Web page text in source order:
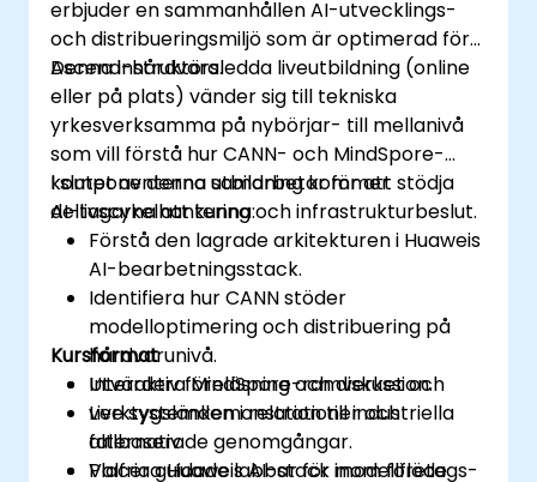
erbjuder en sammanhållen AI-utvecklings-
och distribueringsmiljö som är optimerad för
Ascend-hårdvara.
Denna instruktörsledda liveutbildning (online
eller på plats) vänder sig till tekniska
yrkesverksamma på nybörjar- till mellanivå
som vill förstå hur CANN- och MindSpore-
komponenterna samarbetar för att stödja
AI-livscykelhantering och infrastrukturbeslut.
I slutet av denna utbildning kommer
deltagarna att kunna:
Förstå den lagrade arkitekturen i Huaweis
AI-bearbetningsstack.
Identifiera hur CANN stöder
modelloptimering och distribuering på
hårdvarunivå.
Utvärdera MindSpore-ramverket och
verktygslänken i relation till industriella
alternativ.
Placera Huaweis AI-stack inom företags-
Kursformat
Interaktiv föreläsning och diskussion.
Live systemdemonstrationer och
fallbaserade genomgångar.
Valfria guidade labbar för modellflöde